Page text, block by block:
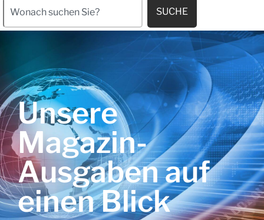
SUCHE
Unsere
Magazin-
Ausgaben auf
einen Blick